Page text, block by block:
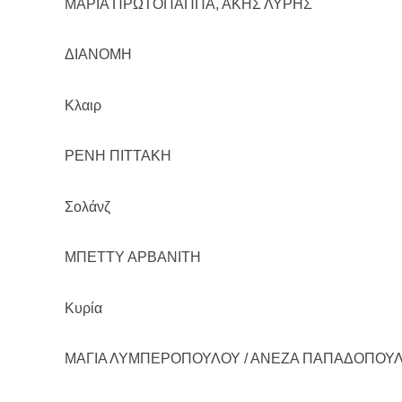
ΜΑΡΙΑ ΠΡΩΤΟΠΑΠΠΑ, ΑΚΗΣ ΛΥΡΗΣ
ΔΙΑΝΟΜΗ
Κλαιρ
ΡΕΝΗ ΠΙΤΤΑΚΗ
Σολάνζ
ΜΠΕΤΤΥ ΑΡΒΑΝΙΤΗ
Κυρία
ΜΑΓΙΑ ΛΥΜΠΕΡΟΠΟΥΛΟΥ / ΑΝΕΖΑ